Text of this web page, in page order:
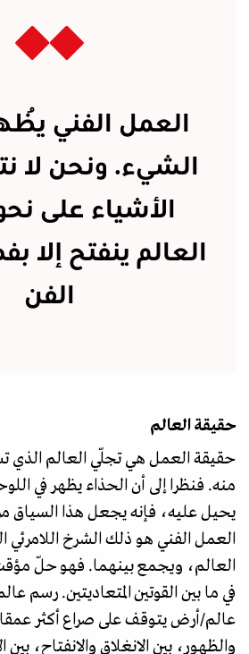
العمل الفني
الشيء. ونحن لا
الأشياء على
العالم ينفتح إلا
الفن
حقيقة العالم
حقيقة العمل هي تجلّي العالم الذي
منه. فنظرا إلى أن الحذاء يظهر في
يحيل عليه، فإنه يجعل هذا السياق
العمل الفني هو ذلك الشرخ اللامرئي
العالم، ويجمع بينهما. فهو حلّ مؤقت
في ما بين القوتين المتعاديتين. رسم
عالم/أرض يتوقف على صراع أكثر عمقا
والظهور، بين الانغلاق والانفتاح،